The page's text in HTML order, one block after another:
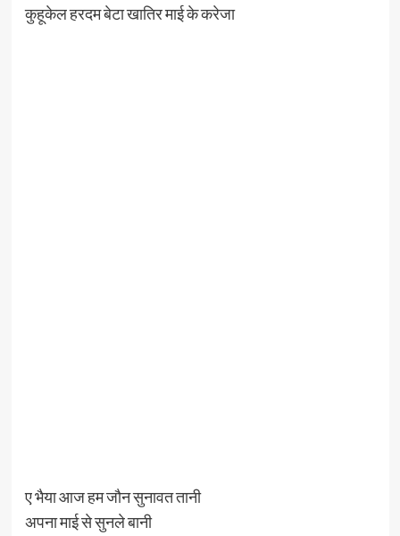
कुहूकेल हरदम बेटा खातिर माई के करेजा
ए भैया आज हम जौन सुनावत तानी
अपना माई से सुनले बानी